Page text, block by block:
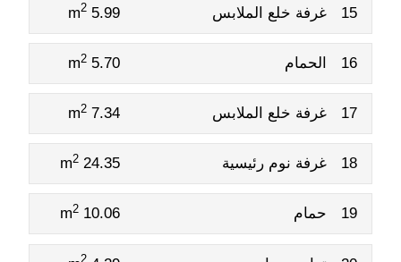
15 غرفة خلع الملابس 5.99 m
2
16 الحمام 5.70 m
2
17 غرفة خلع الملابس 7.34 m
2
18 غرفة نوم رئيسية 24.35 m
2
19 حمام 10.06 m
2
2